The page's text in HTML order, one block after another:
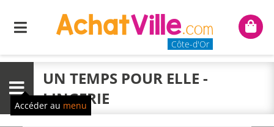
Menu
Côte-d'Or
Mon
Menu
UN TEMPS POUR ELLE -
LINGERIE
Accéder au menu